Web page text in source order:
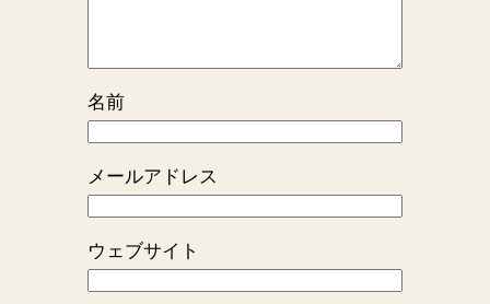
名前
メールアドレス
ウェブサイト